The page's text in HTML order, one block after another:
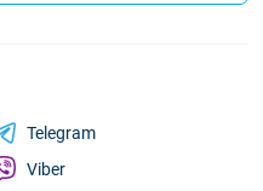
Telegram
Viber